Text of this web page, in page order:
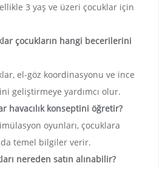
3 yaş ve üzeri çocuklar için
çocukların hangi becerilerini
el-göz koordinasyonu ve ince
geliştirmeye yardımcı olur.
havacılık konseptini öğretir?
oyunları, çocuklara
temel bilgiler verir.
nereden satın alınabilir?